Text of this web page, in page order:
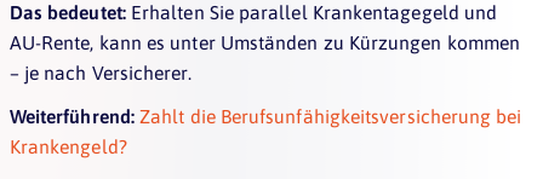
Das bedeutet:Erhalten Sie parallel Krankentagegeld und
AU-Rente, kann es unter Umständen zu Kürzungen kommen
– je nach Versicherer.
Weiterführend: Zahlt die Berufsunfähigkeitsversicherung bei
Krankengeld?